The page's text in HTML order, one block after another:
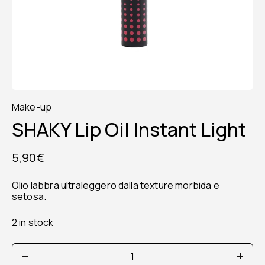
Make-up
SHAKY Lip Oil Instant Light
5,90€
Olio labbra ultraleggero dalla texture morbida e
setosa.
2 in stock
SHAKY